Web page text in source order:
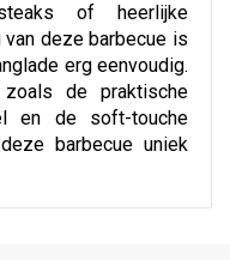
of heerlijke
deze barbecue is
erg eenvoudig.
de praktische
en de soft-touche
barbecue uniek